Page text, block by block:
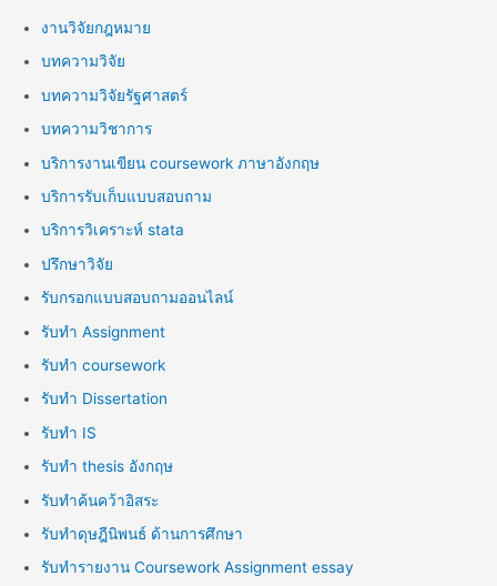
งานวิจัยกฎหมาย
บทความวิจัย
บทความวิจัยรัฐศาสตร์
บทความวิชาการ
บริการงานเขียน coursework ภาษาอังกฤษ
บริการรับเก็บแบบสอบถาม
บริการวิเคราะห์ stata
ปรึกษาวิจัย
รับกรอกแบบสอบถามออนไลน์
รับทำ Assignment
รับทำ coursework
รับทำ Dissertation
รับทำ IS
รับทำ thesis อังกฤษ
รับทำค้นคว้าอิสระ
รับทำดุษฎีนิพนธ์ ด้านการศึกษา
รับทำรายงาน Coursework Assignment essay